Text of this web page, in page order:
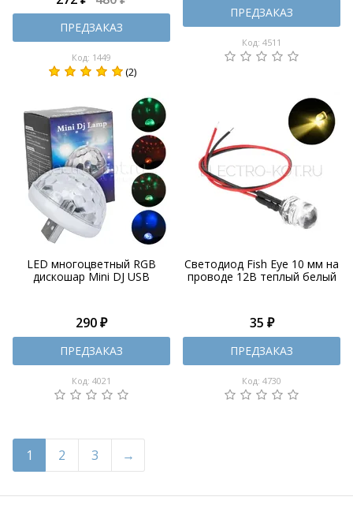
ПРЕДЗАКАЗ
Код: 1449
(2)
ПРЕДЗАКАЗ
Код: 4511
LED многоцветный RGB
дискошар Mini DJ USB
290 ₽
ПРЕДЗАКАЗ
Код: 4021
Светодиод Fish Eye 10 мм на
проводе 12В теплый белый
35 ₽
ПРЕДЗАКАЗ
Код: 4730
1 2 3